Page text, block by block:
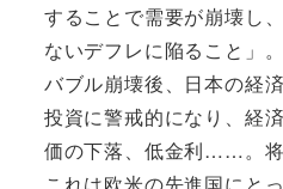
することで需要が崩壊し
ないデフレに陥ること」。
バブル崩壊後、日本の経
投資に警戒的になり、経
価の下落、低金利……。将
これは欧米の先進国にと